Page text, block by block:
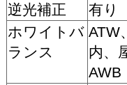
逆光補正
有り
ホワイトバ
ランス
ATW
内、
AWB